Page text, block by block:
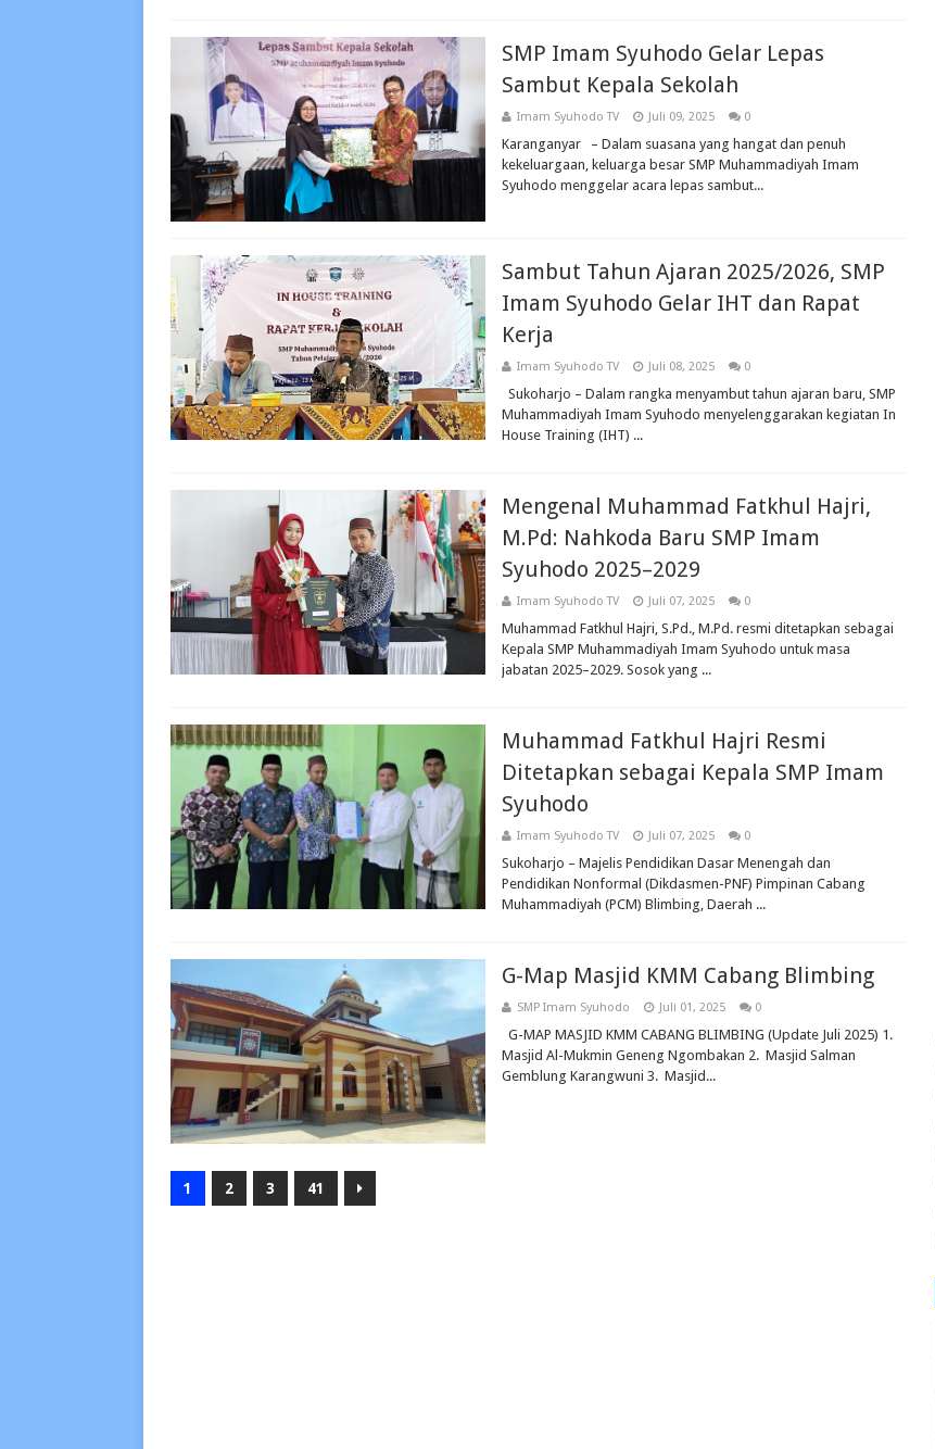
SMP Imam Syuhodo Gelar Lepas
Sambut Kepala Sekolah
Imam Syuhodo TV Juli 09, 2025 0
Karanganyar – Dalam suasana yang hangat dan penuh
kekeluargaan, keluarga besar SMP Muhammadiyah Imam
Syuhodo menggelar acara lepas sambut...
Sambut Tahun Ajaran 2025/2026, SMP
Imam Syuhodo Gelar IHT dan Rapat
Kerja
Imam Syuhodo TV Juli 08, 2025 0
Sukoharjo – Dalam rangka menyambut tahun ajaran baru, SMP
Muhammadiyah Imam Syuhodo menyelenggarakan kegiatan In
House Training (IHT) ...
Mengenal Muhammad Fatkhul Hajri,
M.Pd: Nahkoda Baru SMP Imam
Syuhodo 2025–2029
Imam Syuhodo TV Juli 07, 2025 0
Muhammad Fatkhul Hajri, S.Pd., M.Pd. resmi ditetapkan sebagai
Kepala SMP Muhammadiyah Imam Syuhodo untuk masa
jabatan 2025–2029. Sosok yang ...
Muhammad Fatkhul Hajri Resmi
Ditetapkan sebagai Kepala SMP Imam
Syuhodo
Imam Syuhodo TV Juli 07, 2025 0
Sukoharjo – Majelis Pendidikan Dasar Menengah dan
Pendidikan Nonformal (Dikdasmen-PNF) Pimpinan Cabang
Muhammadiyah (PCM) Blimbing, Daerah ...
G-Map Masjid KMM Cabang Blimbing
SMP Imam Syuhodo Juli 01, 2025 0
G-MAP MASJID KMM CABANG BLIMBING (Update Juli 2025) 1.
Masjid Al-Mukmin Geneng Ngombakan 2. Masjid Salman
Gemblung Karangwuni 3. Masjid...
1 2 3 41